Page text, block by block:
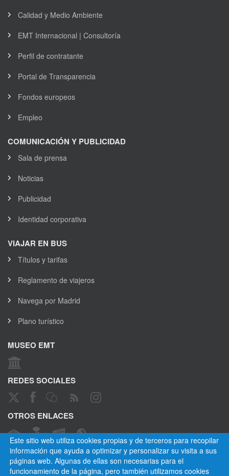
Este sitio web utiliza cookies propias y de terceros para recopilar
información que ayuda a optimizar y personalizar su visita a sus
páginas web. Algunas de ellas son necesarias para el
funcionamiento de la página, pero también utilizamos cookies
Calidad y Medio Ambiente
EMT Internacional | Consultoría
Perfil de contratante
Portal de Transparencia
Fondos europeos
Empleo
COMUNICACIÓN Y PUBLICIDAD
Sala de prensa
Noticias
Publicidad
Identidad corporativa
VIAJAR EN BUS
Títulos y tarifas
Reglamento de viajeros
Navega por Madrid
Plano turístico
MUSEO EMT
REDES SOCIALES
OTROS ENLACES
CANAL ÉTICO